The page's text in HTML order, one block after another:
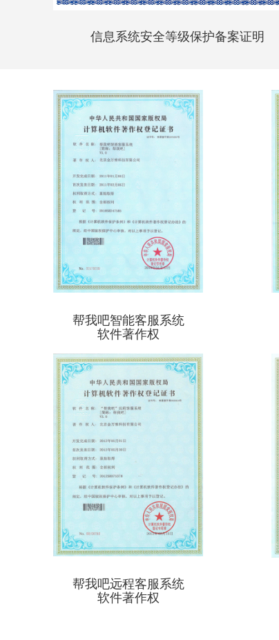
信息系统安全等级保护备案证明
帮我吧智能客服系统
软件著作权
帮我吧远程客服系统
软件著作权